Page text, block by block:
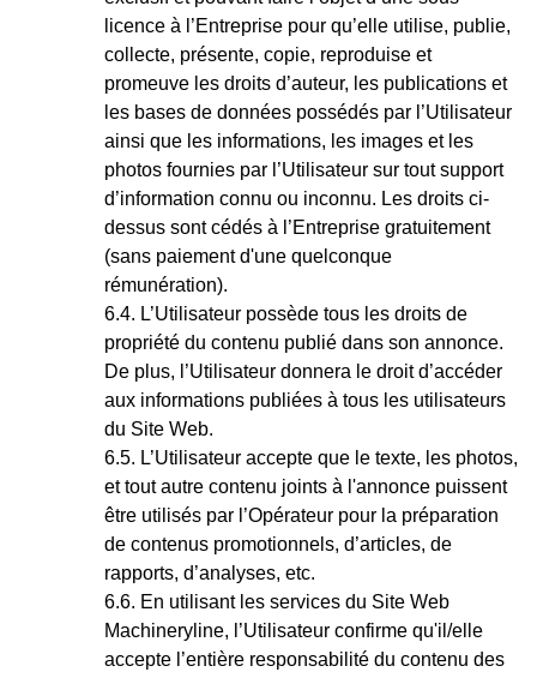
licence à l’Entreprise pour qu’elle utilise, publie,
collecte, présente, copie, reproduise et
promeuve les droits d’auteur, les publications et
les bases de données possédés par l’Utilisateur
ainsi que les informations, les images et les
photos fournies par l’Utilisateur sur tout support
d’information connu ou inconnu. Les droits ci-
dessus sont cédés à l’Entreprise gratuitement
(sans paiement d'une quelconque
rémunération).
L’Utilisateur possède tous les droits de
propriété du contenu publié dans son annonce.
De plus, l’Utilisateur donnera le droit d’accéder
aux informations publiées à tous les utilisateurs
du Site Web.
L’Utilisateur accepte que le texte, les photos,
et tout autre contenu joints à l'annonce puissent
être utilisés par l’Opérateur pour la préparation
de contenus promotionnels, d’articles, de
rapports, d’analyses, etc.
En utilisant les services du Site Web
Machineryline, l’Utilisateur confirme qu'il/elle
accepte l’entière responsabilité du contenu des